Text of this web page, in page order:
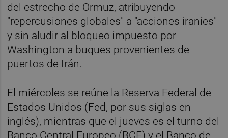
del estrecho de Ormuz, atribuyendo
"repercusiones globales" a "acciones iraníes"
y sin aludir al bloqueo impuesto por
Washington a buques provenientes de
puertos de Irán.
El miércoles se reúne la Reserva Federal de
Estados Unidos (Fed, por sus siglas en
inglés), mientras que el jueves es el turno del
Banco Central Europeo (BCE) y el Banco de